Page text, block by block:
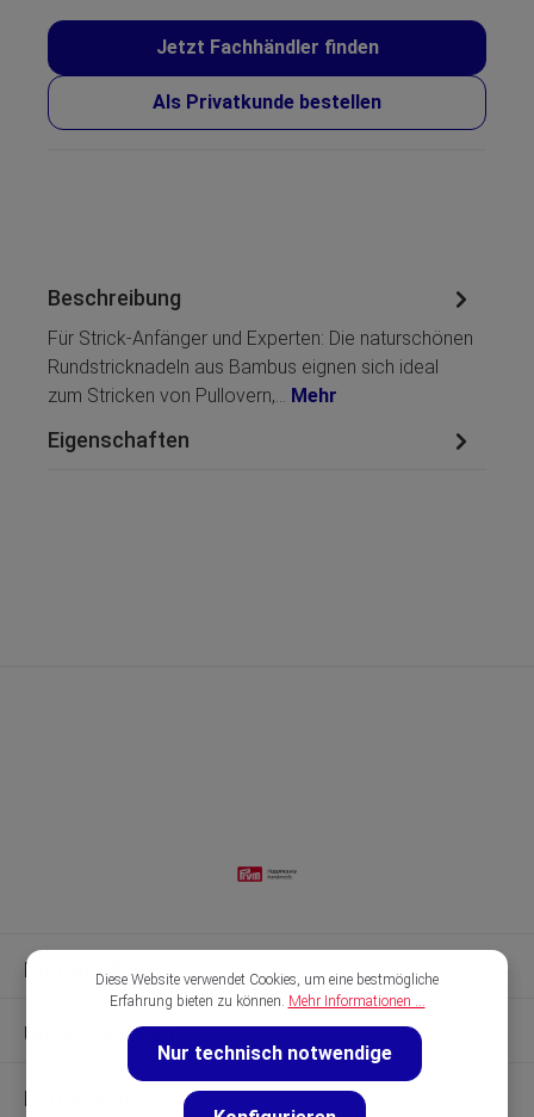
Jetzt Fachhändler finden
Als Privatkunde bestellen
Beschreibung
Für Strick-Anfänger und Experten: Die naturschönen
Rundstricknadeln aus Bambus eignen sich ideal
zum Stricken von Pullovern,… Mehr
Eigenschaften
Kontakt & Hilfe
Unsere Marken
Entdecken
Diese Website verwendet Cookies, um eine bestmögliche
Erfahrung bieten zu können. Mehr Informationen ...
Nur technisch notwendige